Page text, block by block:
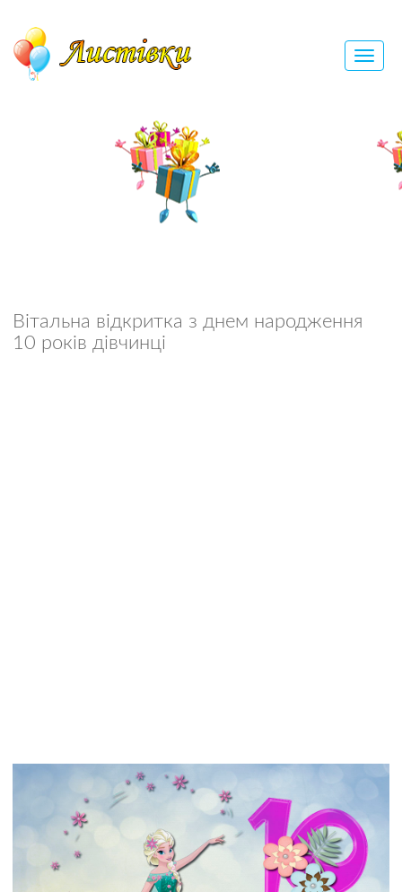
Вітальна відкритка з днем народження
10 років дівчинці